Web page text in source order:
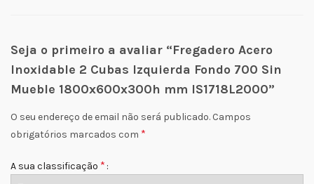
Seja o primeiro a avaliar “Fregadero Acero
Inoxidable 2 Cubas Izquierda Fondo 700 Sin
Mueble 1800x600x300h mm IS1718L2000”
O seu endereço de email não será publicado. Campos
obrigatórios marcados com *
A sua classificação *